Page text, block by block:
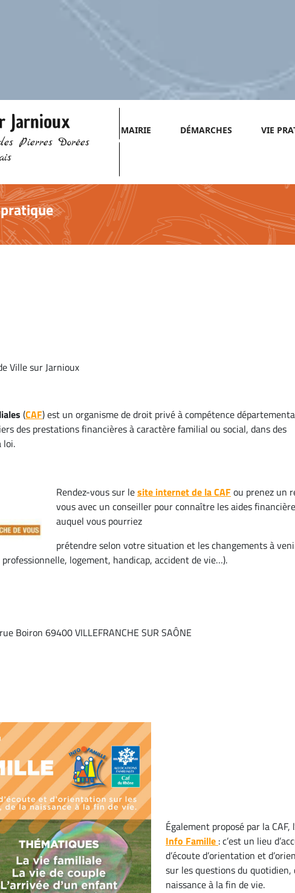
Jarnioux
Pierres Dorées
MAIRIE DÉMARCHES VIE
Ville sur Jarnioux
(CAF) est un organisme de droit privé à compétence
des prestations financières à caractère familial ou social, dans des
loi.
Rendez-vous sur lesite internet de la CAFou prenez un
vous avec un conseiller pour connaître les aides
auquel vous pourriez
prétendre selon votre situation et les changements à
logement, handicap, accident de vie…).
Boiron 69400 VILLEFRANCHE SUR SAÔNE
Également proposé par la CAF,
Info Famille : c’est un lieu
d’écoute d’orientation et
sur les questions du quotidien,
naissance à la fin de vie.